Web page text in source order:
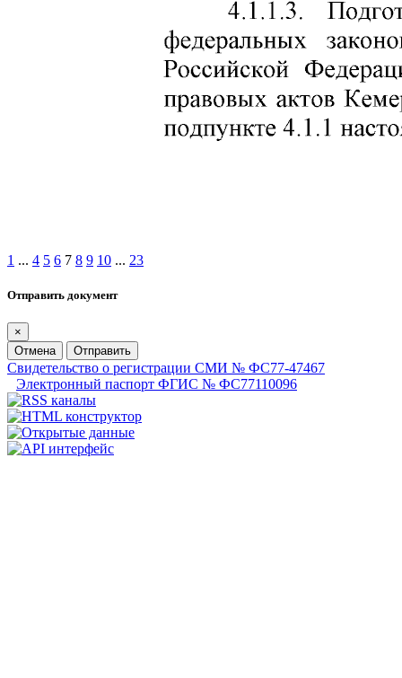
1 ... 4 5 6 7 8 9 10 ... 23
Отправить документ
×
Отмена
Отправить
Свидетельство о регистрации СМИ № ФС77-47467
Электронный паспорт ФГИС № ФС77110096